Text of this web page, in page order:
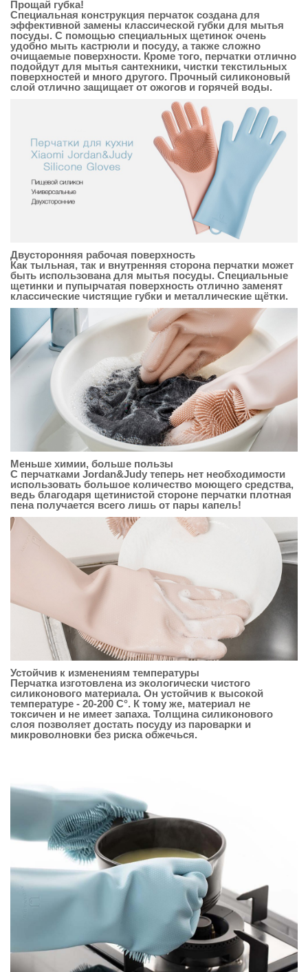
Прощай губка!
Специальная конструкция перчаток создана для
эффективной замены классической губки для мытья
посуды. С помощью специальных щетинок очень
удобно мыть кастрюли и посуду, а также сложно
очищаемые поверхности. Кроме того, перчатки отлично
подойдут для мытья сантехники, чистки текстильных
поверхностей и много другого. Прочный силиконовый
слой отлично защищает от ожогов и горячей воды.
Двусторонняя рабочая поверхность
Как тыльная, так и внутренняя сторона перчатки может
быть использована для мытья посуды. Специальные
щетинки и пупырчатая поверхность отлично заменят
классические чистящие губки и металлические щётки.
Меньше химии, больше пользы
С перчатками Jordan&Judy теперь нет необходимости
использовать большое количество моющего средства,
ведь благодаря щетинистой стороне перчатки плотная
пена получается всего лишь от пары капель!
Устойчив к изменениям температуры
Перчатка изготовлена ​​из экологически чистого
силиконового материала. Он устойчив к высокой
температуре - 20-200 C°. К тому же, материал не
токсичен и не имеет запаха. Толщина силиконового
слоя позволяет достать посуду из пароварки и
микроволновки без риска обжечься.